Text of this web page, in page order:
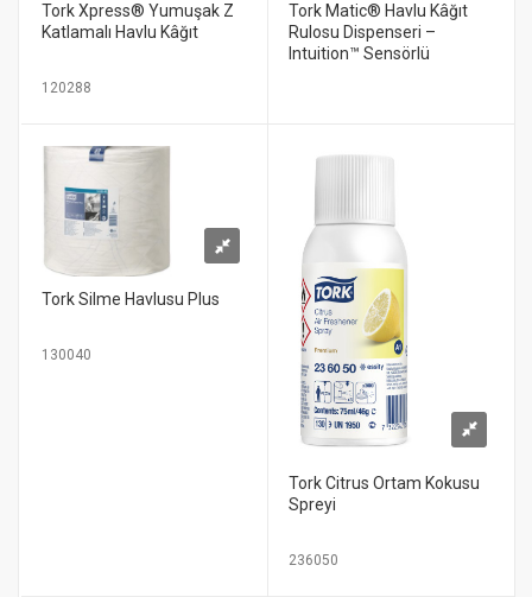
Tork Xpress® Yumuşak Z
Katlamalı Havlu Kâğıt
120288
Tork Matic® Havlu Kâğıt
Rulosu Dispenseri –
Intuition™ Sensörlü
Tork Silme Havlusu Plus
130040
Tork Citrus Ortam Kokusu
Spreyi
236050